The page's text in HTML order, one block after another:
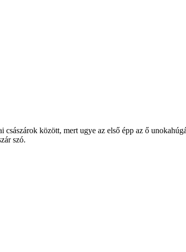
császárok között, mert ugye az első épp az ő
szó.